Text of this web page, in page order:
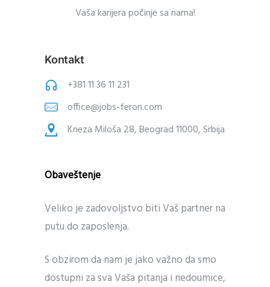
Vaša karijera počinje sa nama!
Kontakt
+381 11 36 11 231
office@jobs-feron.com
Kneza Miloša 28, Beograd 11000, Srbija
Obaveštenje
Veliko je zadovoljstvo biti Vaš partner na
putu do zaposlenja.
S obzirom da nam je jako važno da smo
dostupni za sva Vaša pitanja i nedoumice,